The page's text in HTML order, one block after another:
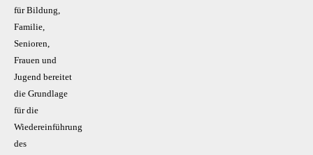
für Bildung,
Familie,
Senioren,
Frauen und
Jugend bereitet
die Grundlage
für die
Wiedereinführung
des